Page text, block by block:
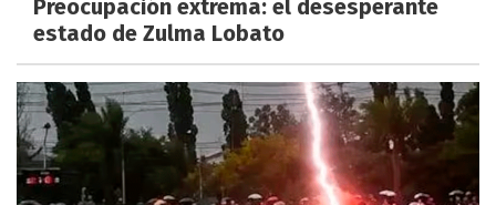
Preocupación extrema: el desesperante
estado de Zulma Lobato